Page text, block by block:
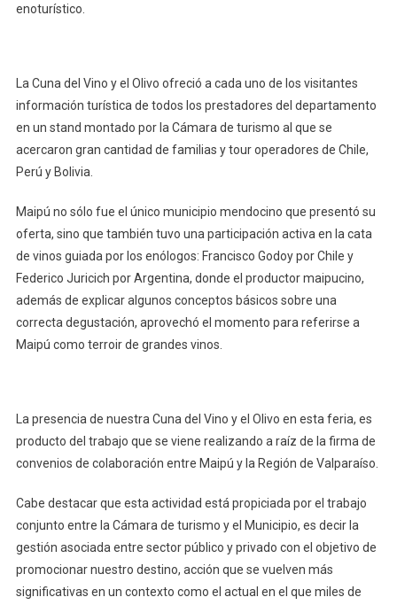
enoturístico.
La Cuna del Vino y el Olivo ofreció a cada uno de los visitantes
información turística de todos los prestadores del departamento
en un stand montado por la Cámara de turismo al que se
acercaron gran cantidad de familias y tour operadores de Chile,
Perú y Bolivia.
Maipú no sólo fue el único municipio mendocino que presentó su
oferta, sino que también tuvo una participación activa en la cata
de vinos guiada por los enólogos: Francisco Godoy por Chile y
Federico Juricich por Argentina, donde el productor maipucino,
además de explicar algunos conceptos básicos sobre una
correcta degustación, aprovechó el momento para referirse a
Maipú como terroir de grandes vinos.
La presencia de nuestra Cuna del Vino y el Olivo en esta feria, es
producto del trabajo que se viene realizando a raíz de la firma de
convenios de colaboración entre Maipú y la Región de Valparaíso.
Cabe destacar que esta actividad está propiciada por el trabajo
conjunto entre la Cámara de turismo y el Municipio, es decir la
gestión asociada entre sector público y privado con el objetivo de
promocionar nuestro destino, acción que se vuelven más
significativas en un contexto como el actual en el que miles de